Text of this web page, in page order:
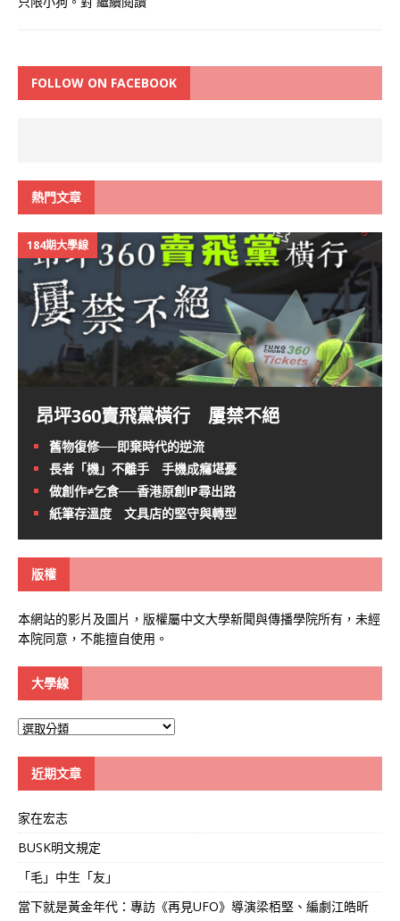
FOLLOW ON FACEBOOK
熱門文章
184期大學線
昂坪360賣飛黨橫行 屢禁不絕
舊物復修──即棄時代的逆流
長者「機」不離手 手機成癮堪憂
做創作≠乞食──香港原創IP尋出路
紙筆存溫度 文具店的堅守與轉型
版權
本網站的影片及圖片，版權屬中文大學新聞與傳播學院所有，未經
本院同意，不能擅自使用。
大學線
大
近期文章
家在宏志
BUSK明文規定
「毛」中生「友」
當下就是黃金年代：專訪《再見UFO》導演梁栢堅、編劇江皓昕